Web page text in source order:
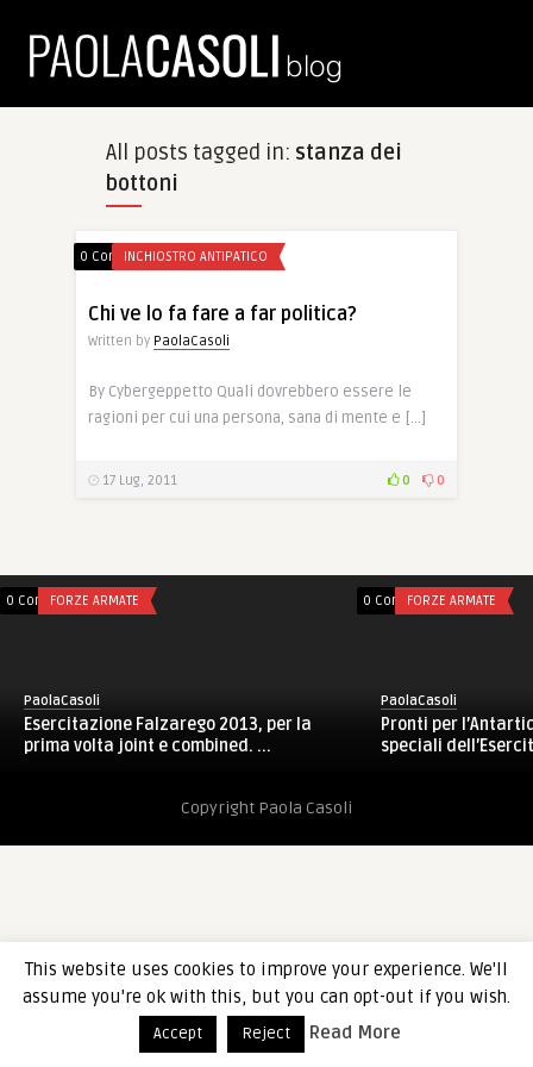
All posts tagged in: stanza dei
bottoni
0 CommentsINCHIOSTRO ANTIPATICO
Chi ve lo fa fare a far politica?
Written by PaolaCasoli
By Cybergeppetto Quali dovrebbero essere le
ragioni per cui una persona, sana di mente e […]
17 Lug, 2011 0 0
0 CommentsFORZE ARMATE
PaolaCasoli
Esercitazione Falzarego 2013, per la
prima volta joint e combined. ...
0 CommentsFORZE ARMATE
PaolaCasoli
Pronti per
speciali
Copyright Paola Casoli
This website uses cookies to improve your experience. We'll
assume you're ok with this, but you can opt-out if you wish.
Accept Reject Read More